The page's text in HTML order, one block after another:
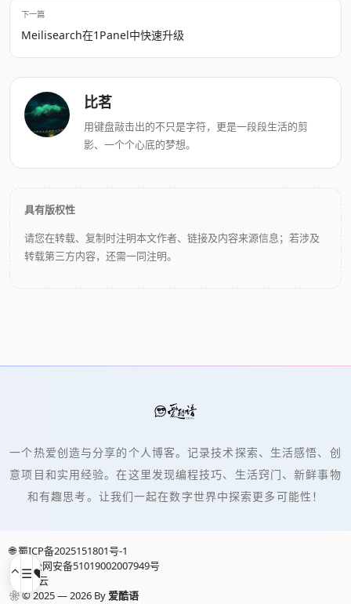
下一篇
Meilisearch在1Panel中快速升级
比茗
用键盘敲击出的不只是字符，更是一段段生活的剪
影、一个个心底的梦想。
具有版权性
请您在转载、复制时注明本文作者、链接及内容来源信息；若涉及
转载第三方内容，还需一同注明。
⌃☰♥▢↗
一个热爱创造与分享的个人博客。记录技术探索、生活感悟、创
意项目和实用经验。在这里发现编程技巧、生活窍门、新鲜事物
和有趣思考。让我们一起在数字世界中探索更多可能性！
🌐 蜀ICP备2025151801号-1
👮 川公网安备51019002007949号
⚡ 又拍云
❀© 2025 —2026 By 爱酷语